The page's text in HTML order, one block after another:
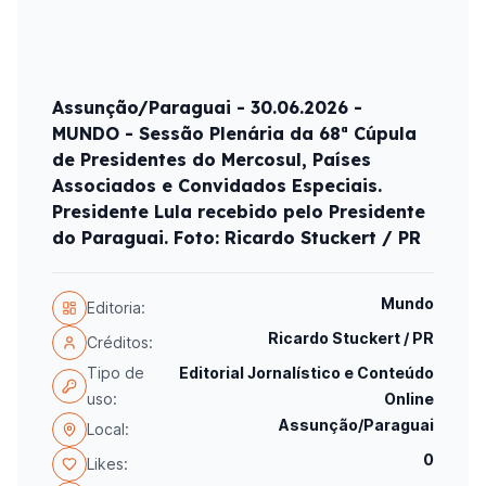
Assunção/Paraguai - 30.06.2026 -
MUNDO - Sessão Plenária da 68ª Cúpula
de Presidentes do Mercosul, Países
Associados e Convidados Especiais.
Presidente Lula recebido pelo Presidente
do Paraguai. Foto: Ricardo Stuckert / PR
Editoria: Mundo
Créditos:
Ricardo Stuckert / PR
Tipo de
uso:
Editorial Jornalístico e Conteúdo
Online
Local:
Assunção/Paraguai
Likes:
0